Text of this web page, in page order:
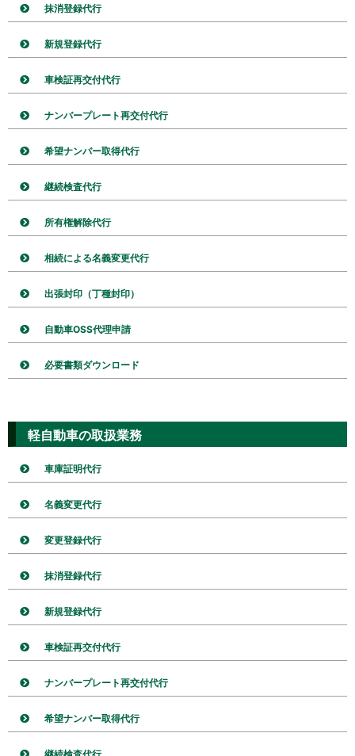
抹消登録代行
新規登録代行
車検証再交付代行
ナンバープレート再交付代行
希望ナンバー取得代行
継続検査代行
所有権解除代行
相続による名義変更代行
出張封印（丁種封印）
自動車OSS代理申請
必要書類ダウンロード
軽自動車の取扱業務
車庫証明代行
名義変更代行
変更登録代行
抹消登録代行
新規登録代行
車検証再交付代行
ナンバープレート再交付代行
希望ナンバー取得代行